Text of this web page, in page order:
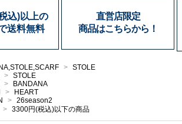
込)以上の
送料無料
直営店限定
商品はこちらから！
> STOLE
> STOLE
>
BANDANA
>
HEART
> 26season2
> 3300円(税込)以下の商品